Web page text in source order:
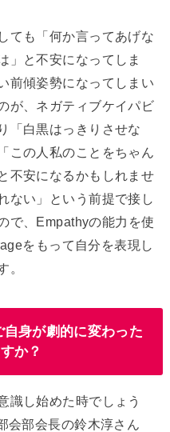
ても「何か言ってあげな
」と不安になってしま
前傾姿勢になってしまい
が、ネガティブケイパビ
「白黒はっきりさせな
この人私のことをちゃん
不安になるかもしれませ
ない」という前提で接し
で、Empathyの能力を使
をもって自分を表現し
。
身が劇的に変わった
か？
識し始めた時でしょう
会部会長の鈴木淳さん